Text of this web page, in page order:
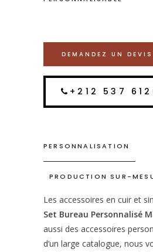
DEMANDEZ UN DEVIS
+212 537
PERSONNALISATION
PRODUCTION SUR-
Les accessoires en cuir et
Set Bureau Personnalisé
aussi des accessoires
d’un large catalogue, nous